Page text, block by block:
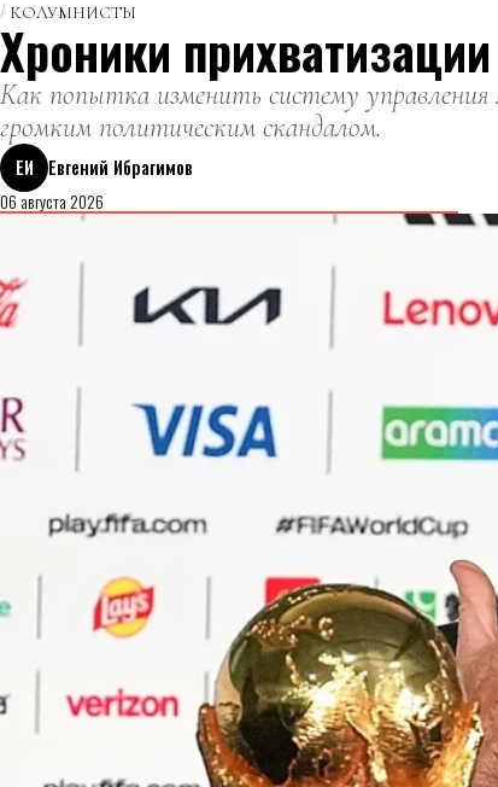
КОЛУМНИСТЫ
Хроники
Как попытка изменить систему
громким политическим скандалом.
ЕИ
Евгений Ибрагимов
06 августа 2026